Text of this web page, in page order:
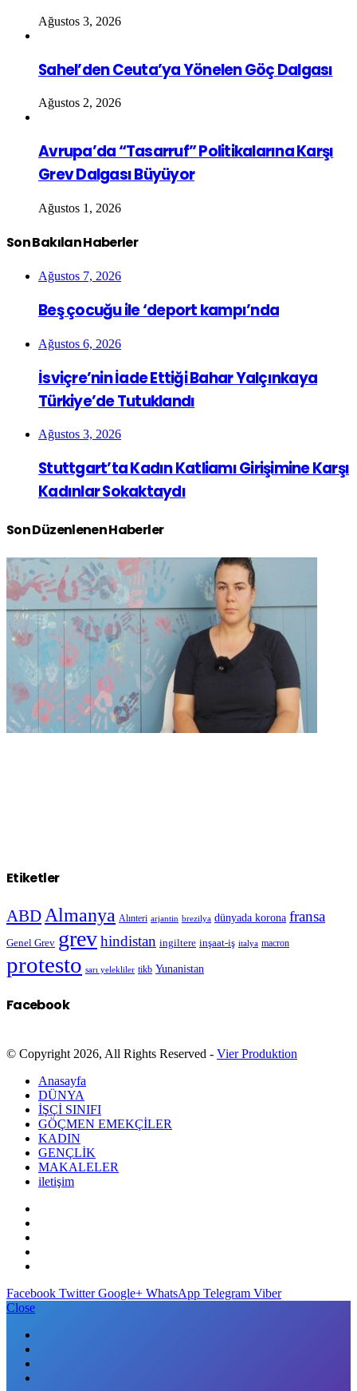
Ağustos 3, 2026
Sahel’den Ceuta’ya Yönelen Göç Dalgası
Ağustos 2, 2026
Avrupa’da “Tasarruf” Politikalarına Karşı
Grev Dalgası Büyüyor
Ağustos 1, 2026
Son Bakılan Haberler
Ağustos 7, 2026
Beş çocuğu ile ‘deport kampı’nda
Ağustos 6, 2026
İsviçre’nin İade Ettiği Bahar Yalçınkaya
Türkiye’de Tutuklandı
Ağustos 3, 2026
Stuttgart’ta Kadın Katliamı Girişimine Karşı
Kadınlar Sokaktaydı
Son Düzenlenen Haberler
Etiketler
ABD Almanya Alınteri arjantin brezilya dünyada korona fransa
Genel Grev grevhindistan ingiltere inşaat-iş italya macron
protesto sarı yelekliler tikb Yunanistan
Facebook
© Copyright 2026, All Rights Reserved - Vier Produktion
Anasayfa
DÜNYA
İŞÇİ SINIFI
GÖÇMEN EMEKÇİLER
KADIN
GENÇLİK
MAKALELER
iletişim
Facebook Twitter Google+ WhatsApp Telegram Viber
Close